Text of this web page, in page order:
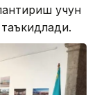
учун
таъкидлади.